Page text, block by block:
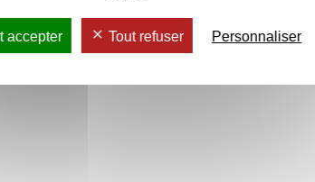
accepter Tout refuser Personnaliser